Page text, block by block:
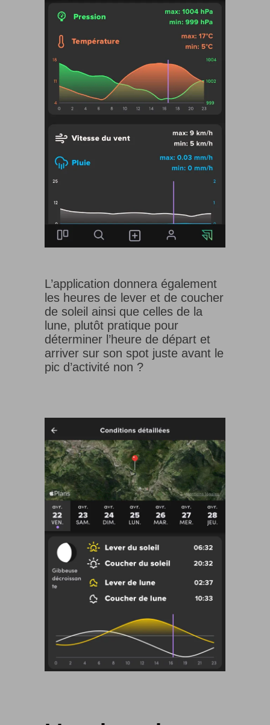
L’application donnera également
les heures de lever et de coucher
de soleil ainsi que celles de la
lune, plutôt pratique pour
déterminer l’heure de départ et
arriver sur son spot juste avant le
pic d’activité non ?